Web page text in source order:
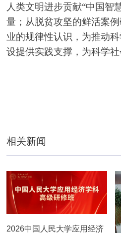
人类文明进步贡献“中国智
量；从脱贫攻坚的鲜活案
业的规律性认识，为推动
设提供实践支撑，为科学社
相关新闻
2026中国人民大学应用经济